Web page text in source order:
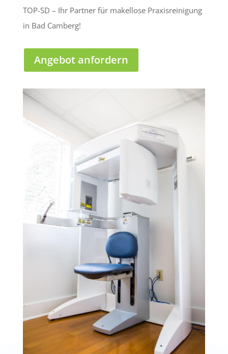
TOP-SD – Ihr Partner für makellose Praxisreinigung
in Bad Camberg!
Angebot anfordern